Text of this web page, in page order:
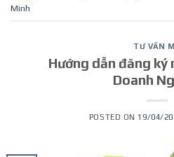
Minh
TƯ VẤN
Hướng dẫn đăng
Doanh
POSTED ON 19/04/